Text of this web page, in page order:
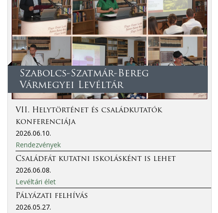
Szabolcs-Szatmár-Bereg
Vármegyei Levéltár
VII. Helytörténet és családkutatók
konferenciája
2026.06.10.
Rendezvények
Családfát kutatni iskolásként is lehet
2026.06.08.
Levéltári élet
Pályázati felhívás
2026.05.27.